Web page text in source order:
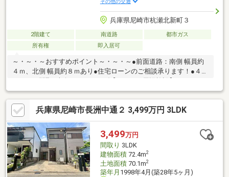
その他の交通
兵庫県尼崎市杭瀬北新町３
2階建て 南道路
都市ガス
所有権
即入居可
～・～・～おすすめポイント～・～・～●前面道路：南側 幅員約
４ｍ、北側 幅員約８ｍあり●住宅ローンのご相談承ります！●４Ｋ
ーサンエーまで徒歩４分・ローソンストア１００まで徒歩８分・
ドラッグストアライフォートまで徒歩７分・尼崎信用金庫まで徒
歩７分・大隈病院まで徒歩６分■□■９０店舗以上のFUKUYAネット
ワークでサポートいたします■□■家を買うとき・売るときは福屋
不動産販売尼崎店にお任せください！お客様からのお問い合わせ
をスタッフ一同お待ちしております！フリーダイヤル：０１２０
－２７－２９８１
兵庫県尼崎市長洲中通２ 3,499万円 3LDK
3,499万円
間取り 3LDK
建物面積72.4m2
土地面積70.1m2
築年月 1998年4月(築28年5ヶ月)